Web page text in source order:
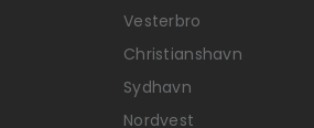
Vesterbro
Christianshavn
Sydhavn
Nordvest